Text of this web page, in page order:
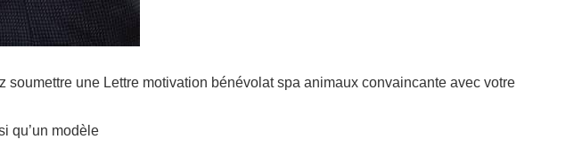
une Lettre motivation bénévolat spa animaux convaincante avec votre
qu’un modèle